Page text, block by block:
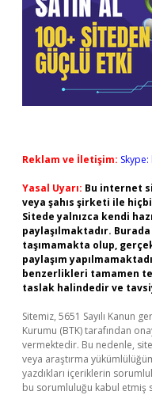
Reklam ve İletişim:
Yasal Uyarı: Bu internet
veya şahıs şirketi ile
Sitede yalnızca kendi
paylaşılmaktadır.
taşımamakta olup,
paylaşım
benzerlikleri tamamen
taslak halindedir ve
Sitemiz, 5651 Sayılı Kanun
Kurumu (BTK) tarafından
vermektedir. Bu nedenle,
veya araştırma
yazdıkları içeriklerin
bu sorumluluğu kabul etmiş